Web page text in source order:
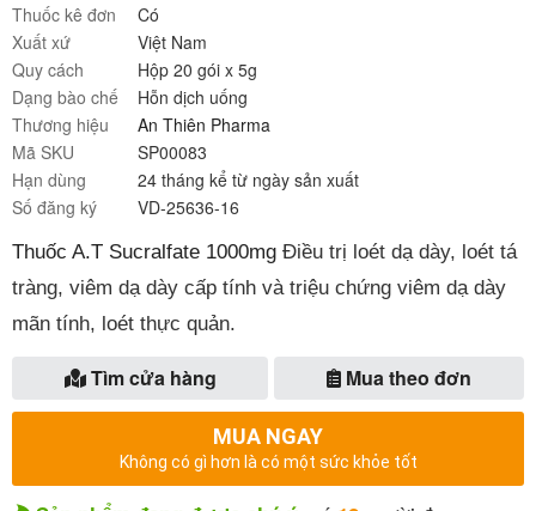
Thuốc kê đơn
Có
Xuất xứ
Việt Nam
Quy cách
Hộp 20 gói x 5g
Dạng bào chế
Hỗn dịch uống
Thương hiệu
An Thiên Pharma
Mã SKU
SP00083
Hạn dùng
24 tháng kể từ ngày sản xuất
Số đăng ký
VD-25636-16
Thuốc A.T Sucralfate 1000mg Điều trị loét dạ dày, loét tá
tràng, viêm dạ dày cấp tính và triệu chứng viêm dạ dày
mãn tính, loét thực quản.
Tìm cửa hàng Mua theo đơn
MUA NGAY
Không có gì hơn là có một sức khỏe tốt